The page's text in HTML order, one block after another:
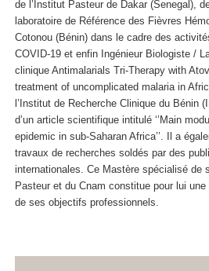
de l’Institut Pasteur de Dakar (Senegal),
laboratoire de Référence des Fièvres
Cotonou (Bénin) dans le cadre des
COVID-19 et enfin Ingénieur Biologiste /
clinique Antimalarials Tri-Therapy with
treatment of uncomplicated malaria in
l’Institut de Recherche Clinique du Bénin
d’un article scientifique intitulé ‘’Main
epidemic in sub-Saharan Africa’’. Il a
travaux de recherches soldés par des
internationales. Ce Mastère spécialisé de
Pasteur et du Cnam constitue pour lui une
de ses objectifs professionnels.